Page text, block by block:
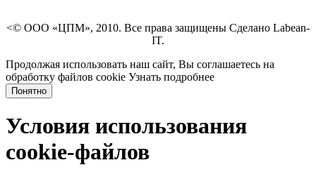
<© ООО «ЦПМ», 2010. Все права защищены Сделано Labean-
IT.
Продолжая использовать наш сайт, Вы соглашаетесь на
обработку файлов cookie Узнать подробнее
Понятно
Условия использования
cookie-файлов